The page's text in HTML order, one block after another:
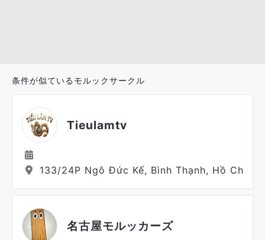
条件が似ているモルックサークル
Tieulamtv
133/24P Ngô Đức Kế, Bình Thạnh, Hồ Chí
名古屋モルッカーズ